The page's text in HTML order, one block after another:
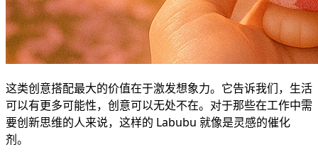
这类创意搭配最大的价值在于激发想象力。它告诉我们，生活
可以有更多可能性，创意可以无处不在。对于那些在工作中需
要创新思维的人来说，这样的 Labubu 就像是灵感的催化
剂。